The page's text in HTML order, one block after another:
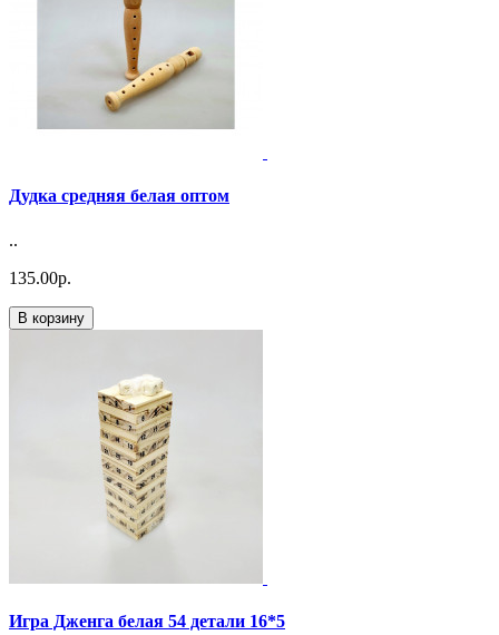
Дудка средняя белая оптом
..
135.00р.
В корзину
Игра Дженга белая 54 детали 16*5